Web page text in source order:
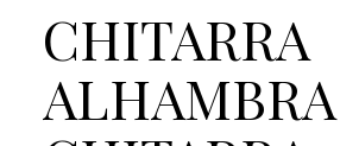
CHITARRA